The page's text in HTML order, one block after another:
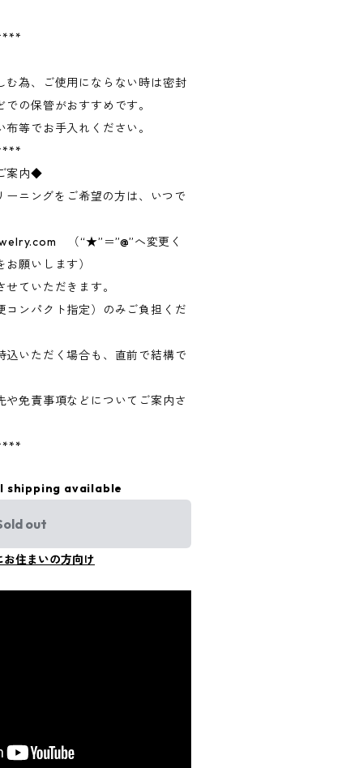
む為、ご使用にならない時は密封
の保管がおすすめです。
等でお手入れください。
案内◆
ニングをご希望の方は、いつで
（“★”＝”@”へ変更く
願いします）
ていただきます。
ンパクト指定）のみご負担くだ
いただく場合も、直前で結構で
免責事項などについてご案内さ
shipping available
out
お住まいの方向け